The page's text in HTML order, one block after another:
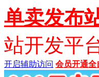
单卖发布
站开发平
开启辅助访问 会员开通全